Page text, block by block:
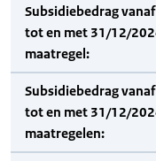
Subsidiebedrag
tot en met 31/12/
maatregel:
Subsidiebedrag
tot en met 31/12/
maatregelen: